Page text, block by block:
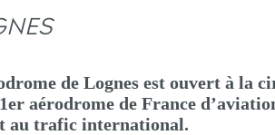
de Lognes est ouvert à la
aérodrome de France
au trafic international.